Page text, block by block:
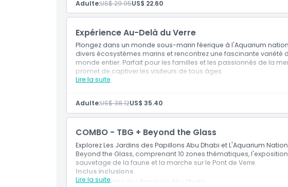
Heures d'ouverture
À savoir
Emplacement
Politique d'annulation
Idéal pour les familles et les passionnés de la mer de tous
Adulte:US$ 29.95US$ 22.60
Expérience Au-Delà du Verre
Plongez dans un monde sous-marin féerique à l'Aquarium
divers écosystèmes marins et rencontrez une fascinante variété
monde entier. Parfait pour les familles et les passionnés de la
promet de captiver les visiteurs de tous âges.
Lire la suite
Inclus
Explorez divers écosystèmes marins et rencontrez des
Idéal pour les familles et les passionnés de la mer de tous
Adulte:US$ 38.12US$ 35.40
COMBO - TBG + Beyond the Glass
Explorez Les Jardins des Papillons Abu Dhabi et L'Aquarium
Beyond the Glass, comprenant 10 zones thématiques,
sauvetage de la faune et la marche sur le Pont de Verre.
Lire la suite
Inclus inclusions
Les Jardins des Papillons Abu Dhabi